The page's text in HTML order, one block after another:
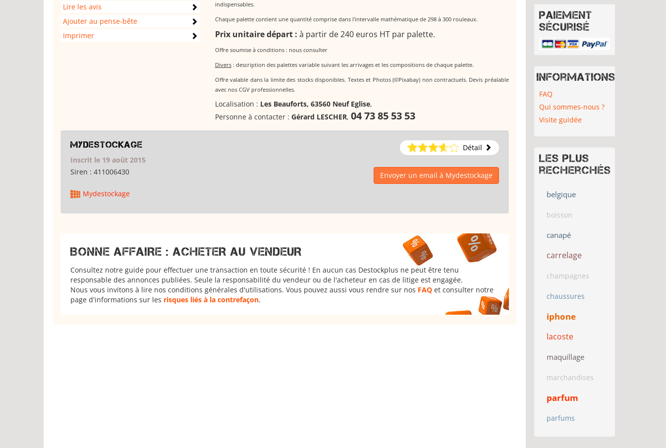
Lire les avis
Ajouter au pense-bête
Imprimer
indispensables.
Chaque palette contient une quantité comprise dans l'intervalle mathématique de 298 à 300 rouleaux.
Prix unitaire départ : à partir de 240 euros HT par palette.
Offre soumise à conditions : nous consulter
Divers: description des palettes variable suivant les arrivages et les compositions de chaque palette.
Offre valable dans la limite des stocks disponibles. Textes et Photos (©Pixabay) non contractuels. Devis préalable
avec nos CGV professionnelles.
Localisation : Les Beauforts, 63560 Neuf Eglise,
Personne à contacter : Gérard LESCHER, 04 73 85 53 53
Mydestockage
Détail
Inscrit le 19 août 2015
Siren : 411006430
Envoyer un email à Mydestockage
Mydestockage
BONNE AFFAIRE : ACHETER AU VENDEUR
Consultez notre guide pour effectuer une transaction en toute sécurité ! En aucun cas Destockplus ne peut être tenu
responsable des annonces publiées. Seule la responsabilité du vendeur ou de l'acheteur en cas de litige est engagée.
Nous vous invitons à lire nos conditions générales d'utilisations. Vous pouvez aussi vous rendre sur nos FAQ et consulter notre
page d'informations sur les risques liés à la contrefaçon.
Paiement
sécurisé
Informations
FAQ
Qui sommes-nous ?
Visite guidée
Les plus
recherchés
belgique
boisson
canapé
carrelage
champagnes
chaussures
iphone
lacoste
maquillage
marchandises
parfum
parfums